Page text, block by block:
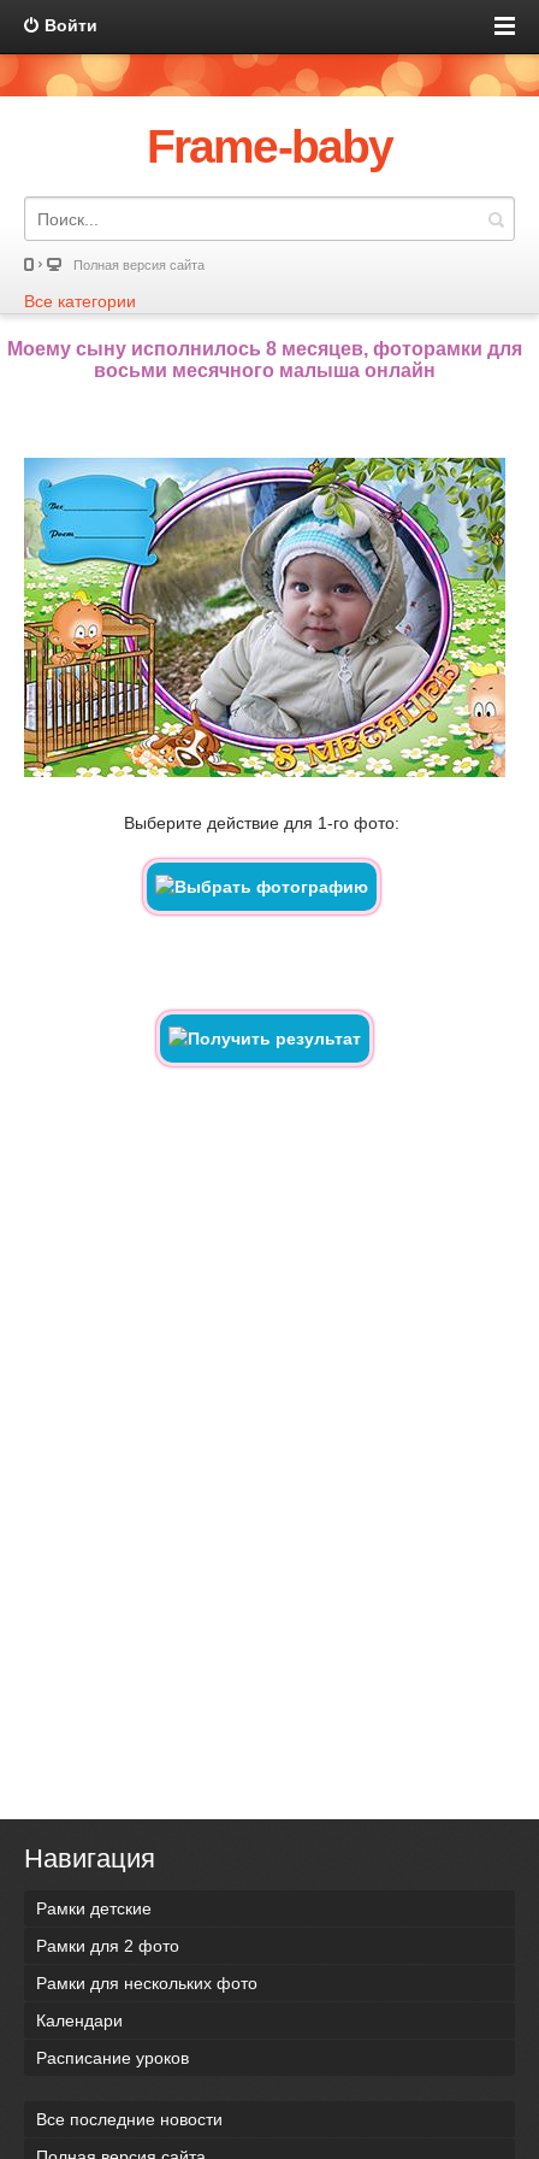
Войти
Frame-baby
Полная версия сайта
Все категории
Моему сыну исполнилось 8 месяцев, фоторамки для
восьми месячного малыша онлайн
Выберите действие для 1-го фото:
Навигация
Рамки детские
Рамки для 2 фото
Рамки для нескольких фото
Календари
Расписание уроков
Все последние новости